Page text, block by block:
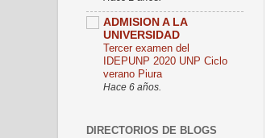
ADMISION A LA
UNIVERSIDAD
Tercer examen del
IDEPUNP 2020 UNP Ciclo
verano Piura
Hace 6 años.
DIRECTORIOS DE BLOGS